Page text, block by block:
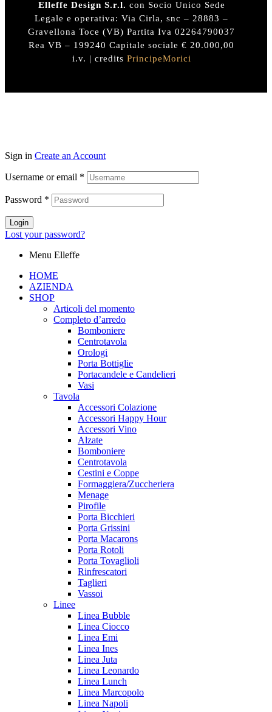
Elleffe Design S.r.l. con Socio Unico Sede
Legale e operativa: Via Cirla, snc – 28883 –
Gravellona Toce (VB) Partita Iva 02264790037
Rea VB – 199240 Capitale sociale € 20.000,00
i.v. | credits PrincipeMorici
Sign in Create an Account
Username or email *
Password *
Login
Lost your password?
Menu Elleffe
HOME
AZIENDA
SHOP
Articoli del momento
Completo d’arredo
Bomboniere
Centrotavola
Orologi
Porta Bottiglie
Portacandele e Candelieri
Vasi
Tavola
Accessori Colazione
Accessori Happy Hour
Accessori Vino
Alzate
Bomboniere
Centrotavola
Cestini e Coppe
Formaggiera/Zuccheriera
Menage
Pirofile
Porta Bicchieri
Porta Grissini
Porta Macarons
Porta Rotoli
Porta Tovaglioli
Rinfrescatori
Taglieri
Vassoi
Linee
Linea Bubble
Linea Ciocco
Linea Emi
Linea Ines
Linea Juta
Linea Leonardo
Linea Lunch
Linea Marcopolo
Linea Napoli